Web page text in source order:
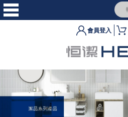
會員登入